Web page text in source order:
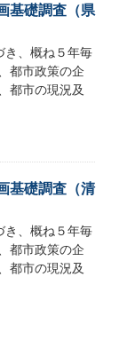
基礎調査（県
き、概ね５年毎
都市政策の企
都市の現況及
基礎調査（清
き、概ね５年毎
都市政策の企
都市の現況及